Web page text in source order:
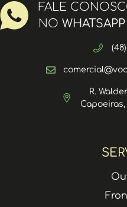
FALE
NO WHATSAPP
R.